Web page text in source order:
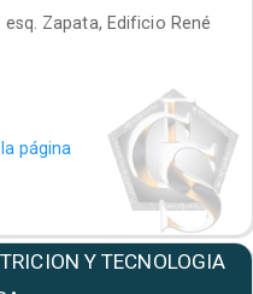
Zapata, Edificio René
página
Y TECNOLOGIA